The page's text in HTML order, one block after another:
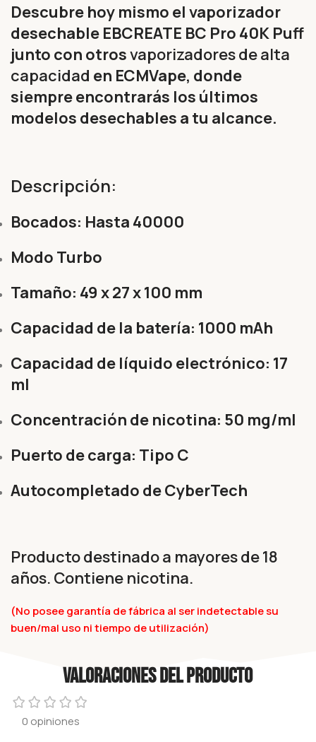
Descubre hoy mismo el vaporizador
desechable EBCREATE BC Pro 40K Puff
junto con otrosvaporizadores de alta
capacidad en ECMVape, donde
siempre encontrarás los últimos
modelos desechables a tu alcance.
Descripción:
Bocados: Hasta 40000
Modo Turbo
Tamaño: 49 x 27 x 100 mm
Capacidad de la batería: 1000 mAh
Capacidad de líquido electrónico: 17
ml
Concentración de nicotina: 50 mg/ml
Puerto de carga: Tipo C
Autocompletado de CyberTech
Producto destinado a mayores de 18
años. Contiene nicotina.
(No posee garantía de fábrica al ser indetectable su
buen/mal uso ni tiempo de utilización)
Valoraciones del producto
0 opiniones